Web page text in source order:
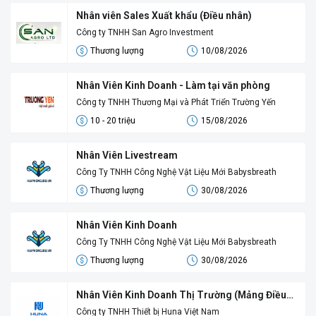
Nhân viên Sales Xuất khẩu (Điều nhân)
Công ty TNHH San Agro Investment
Thương lượng
10/08/2026
Nhân Viên Kinh Doanh - Làm tại văn phòng
Công ty TNHH Thương Mại và Phát Triển Trường Yến
10 - 20 triệu
15/08/2026
Nhân Viên Livestream
Công Ty TNHH Công Nghệ Vật Liệu Mới Babysbreath
Thương lượng
30/08/2026
Nhân Viên Kinh Doanh
Công Ty TNHH Công Nghệ Vật Liệu Mới Babysbreath
Thương lượng
30/08/2026
Nhân Viên Kinh Doanh Thị Trường (Mảng Điều
Hòa Công Nghiệp)
Công ty TNHH Thiết bị Huna Việt Nam